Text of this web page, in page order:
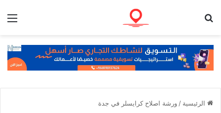
الرئيسية / ورشة اصلاح كرايسلر في جدة